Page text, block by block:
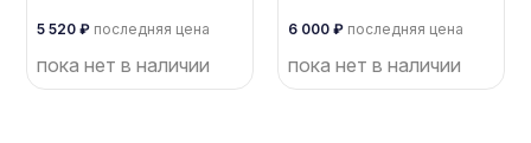
5 520 ₽ последняя цена
пока нет в наличии
6 000 ₽ последняя цена
пока нет в наличии